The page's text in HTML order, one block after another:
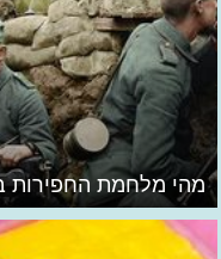
מהי מלחמת החפירות